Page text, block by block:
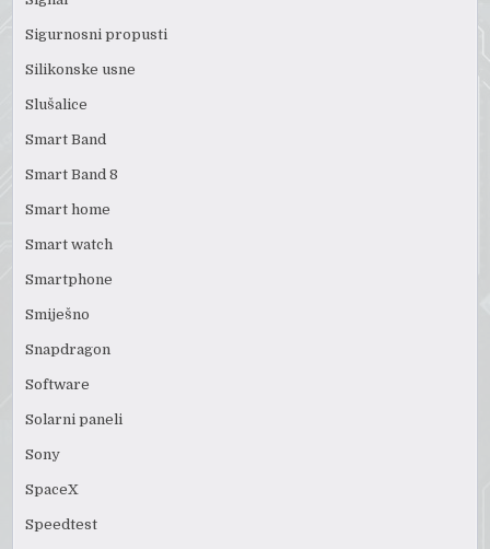
Sigurnosni propusti
Silikonske usne
Slušalice
Smart Band
Smart Band 8
Smart home
Smart watch
Smartphone
Smiješno
Snapdragon
Software
Solarni paneli
Sony
SpaceX
Speedtest